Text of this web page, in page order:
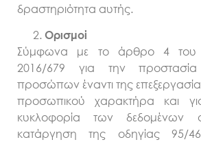
δραστηριότητα αυτής.
Ορισμοί
Σύμφωνα με το άρθρο 4 του
2016/679 για την
προσώπων έναντι της
προσωπικού χαρακτήρα και
κυκλοφορία των δεδομένων
κατάργηση της οδηγίας 95/